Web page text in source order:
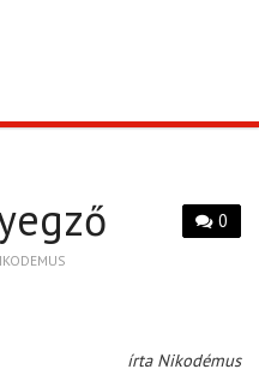
0
írta Nikodémus